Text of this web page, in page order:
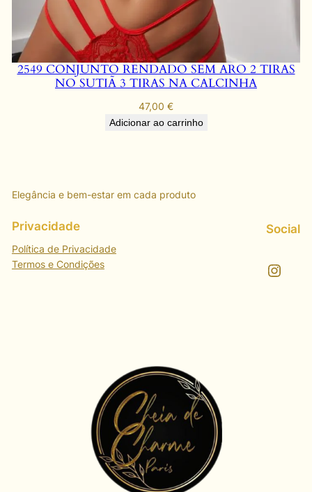
2549 CONJUNTO RENDADO SEM ARO 2 TIRAS
NO SUTIÃ 3 TIRAS NA CALCINHA
47,00 €
Adicionar ao carrinho
Elegância e bem-estar em cada produto
Privacidade
Política de Privacidade
Termos e Condições
Social
Instagram